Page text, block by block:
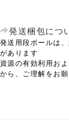
発送梱包につ
発送用段ボールは
があります
資源の有効利用お
から、ご理解をお